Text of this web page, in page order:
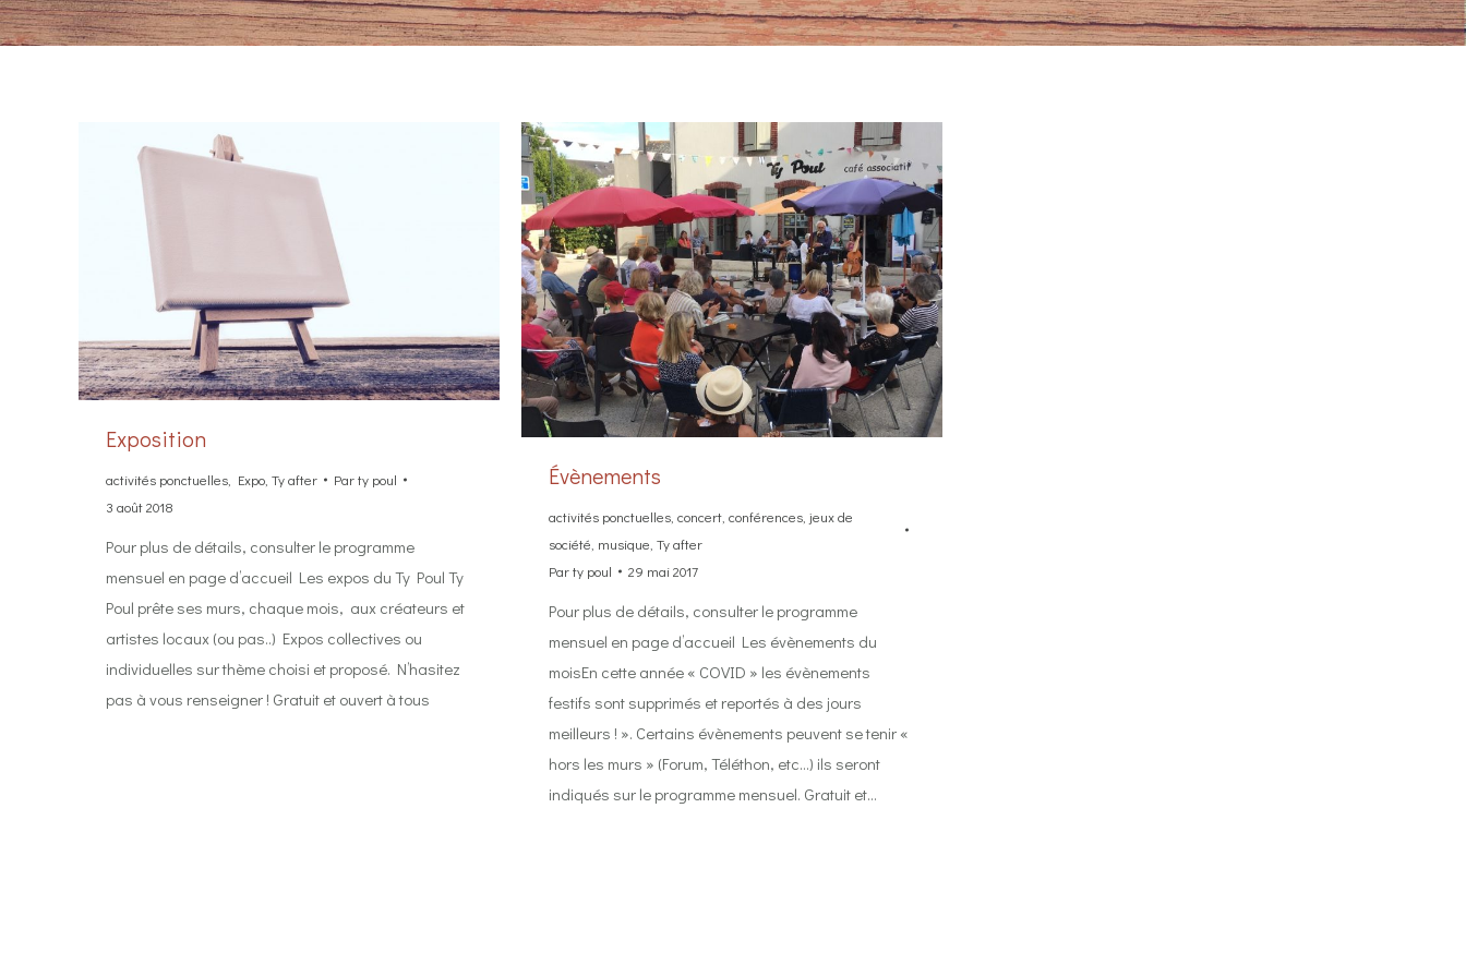
Exposition
activités ponctuelles Expo Ty after Party poul
3 août 2018
Pour plus de détails, consulter le programme
mensuel en page d’accueil Les expos du Ty Poul Ty
Poul prête ses murs, chaque mois, aux créateurs et
artistes locaux (ou pas..) Expos collectives ou
individuelles sur thème choisi et proposé. N’hasitez
pas à vous renseigner ! Gratuit et ouvert à tous
Évènements
activités ponctuelles concert conférences jeux de
société musique Ty after
Party poul 29 mai 2017
Pour plus de détails, consulter le programme
mensuel en page d’accueil Les évènements du
moisEn cette année « COVID » les évènements
festifs sont supprimés et reportés à des jours
meilleurs ! ». Certains évènements peuvent se tenir «
hors les murs » (Forum, Téléthon, etc…) ils seront
indiqués sur le programme mensuel. Gratuit et…